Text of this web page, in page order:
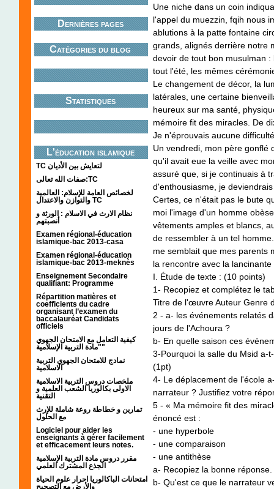
Dernières pages
Catégories du blog
Statistiques
L'éducation islamique
TC لتعايش بين الأديان
صفات الله تعالى:TC
لخصائص العامة للإسلام: العالمية
والتوازن والاعتدال TC
نظام الارث في الاسلام : الورثة و
أنصبتهم
Examen régional-éducation
islamique-bac 2013-casa
Examen régional-éducation
islamique-bac 2013-meknès
Enseignement Secondaire
qualifiant: Programme
Répartition matières et
coefficients du cadre
organisant l’examen du
baccalauréat Candidats
officiels
كيفية التعامل مع الامتحان الجهوي
"مادة التربية الإسلامية"
نمادج للامتحان الجهوي التربية
الاسلامية
ملخصات دروس التربية الاسلامية
الاولى بكالوريا الشعب العلمية و
التقنية
تمارين و خطاطة روعة شاملة للإرث
مع الحلول
Logiciel pour aider les
enseignants à gérer facilement
et efficacement leurs notes.
مقرر دروس مادة التربية الإسلامية
الجذع المشترك العلمي
امتحانات الباكالوريا احرار علوم الحياة
والأرض مع التصحيح
Une niche dans un coin
l'appel du muezzin, fqih nous
ablutions à la patte fontaine
grands, alignés derrière notre
devoir de tout bon musulman
tout l'été, les mêmes
Le changement de décor, la
latérales, une certaine
heureux sur ma santé,
mémoire fit des miracles. De
Je n'éprouvais aucune
Un vendredi, mon père gonflé
qu'il avait eue la veille avec
assuré que, si je continuais à
d'enthousiasme, je
Certes, ce n'était pas le bute
moi l'image d'un homme
vêtements amples et blancs,
de ressembler à un tel
me semblait que mes parents
la rencontre avec la
I. Étude de texte : (10 points)
1- Recopiez et complétez le
Titre de l'œuvre Auteur Genre
2 - a- les événements relatés
jours de l'Achoura ?
b- En quelle saison ces
3-Pourquoi la salle du Msid a-
(1pt)
4- Le déplacement de l'école
narrateur ? Justifiez votre
5 - « Ma mémoire fit des
énoncé est :
- une hyperbole
- une comparaison
- une antithèse
a- Recopiez la bonne réponse.
b- Qu'est ce que le narrateur